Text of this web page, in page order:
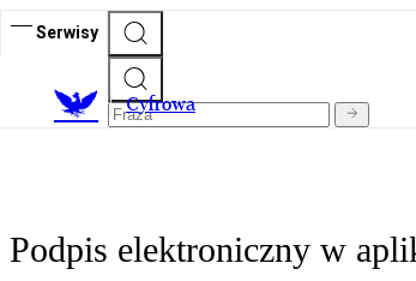
Serwisy
Cyfrowa
Podpis elektroniczny w